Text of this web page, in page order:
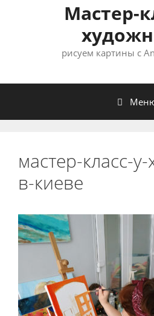
Мастер-
рисуем картины с
мастер-класс-
в-киеве